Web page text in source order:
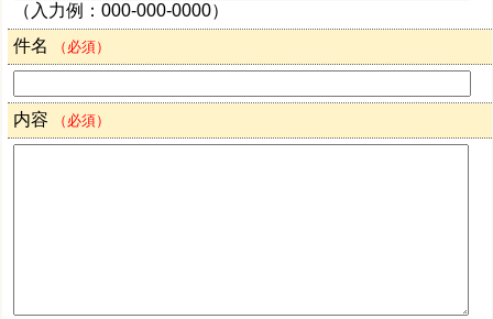
（入力例：000-000-0000）
件名
（必須）
内容 （必須）